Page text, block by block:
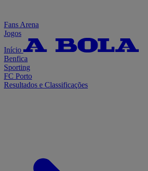
Fans Arena
Jogos
Início
Benfica
Sporting
FC Porto
Resultados e Classificações